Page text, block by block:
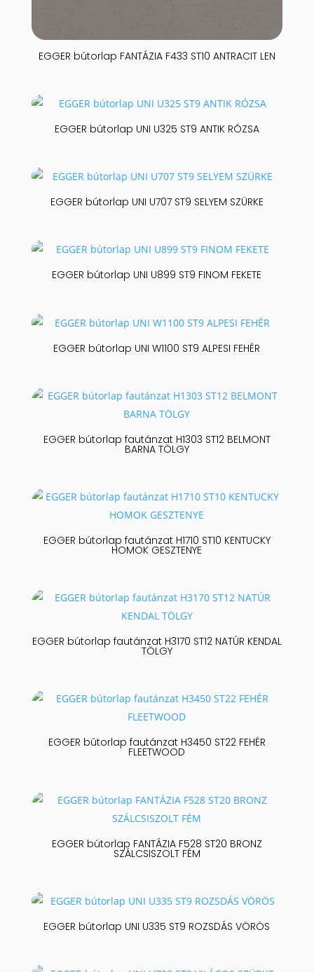
EGGER bútorlap FANTÁZIA F433 ST10 ANTRACIT LEN
EGGER bútorlap UNI U325 ST9 ANTIK RÓZSA
EGGER bútorlap UNI U707 ST9 SELYEM SZÜRKE
EGGER bútorlap UNI U899 ST9 FINOM FEKETE
EGGER bútorlap UNI W1100 ST9 ALPESI FEHÉR
EGGER bútorlap fautánzat H1303 ST12 BELMONT
BARNA TÖLGY
EGGER bútorlap fautánzat H1710 ST10 KENTUCKY
HOMOK GESZTENYE
EGGER bútorlap fautánzat H3170 ST12 NATÚR KENDAL
TÖLGY
EGGER bútorlap fautánzat H3450 ST22 FEHÉR
FLEETWOOD
EGGER bútorlap FANTÁZIA F528 ST20 BRONZ
SZÁLCSISZOLT FÉM
EGGER bútorlap UNI U335 ST9 ROZSDÁS VÖRÖS